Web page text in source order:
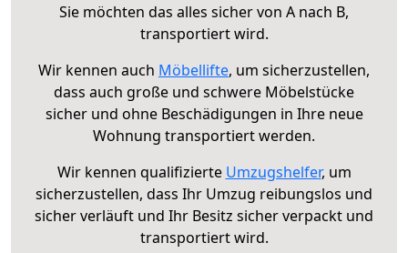
Sie möchten das alles sicher von A nach B,
transportiert wird.
Wir kennen auch Möbellifte, um sicherzustellen,
dass auch große und schwere Möbelstücke
sicher und ohne Beschädigungen in Ihre neue
Wohnung transportiert werden.
Wir kennen qualifizierte Umzugshelfer, um
sicherzustellen, dass Ihr Umzug reibungslos und
sicher verläuft und Ihr Besitz sicher verpackt und
transportiert wird.